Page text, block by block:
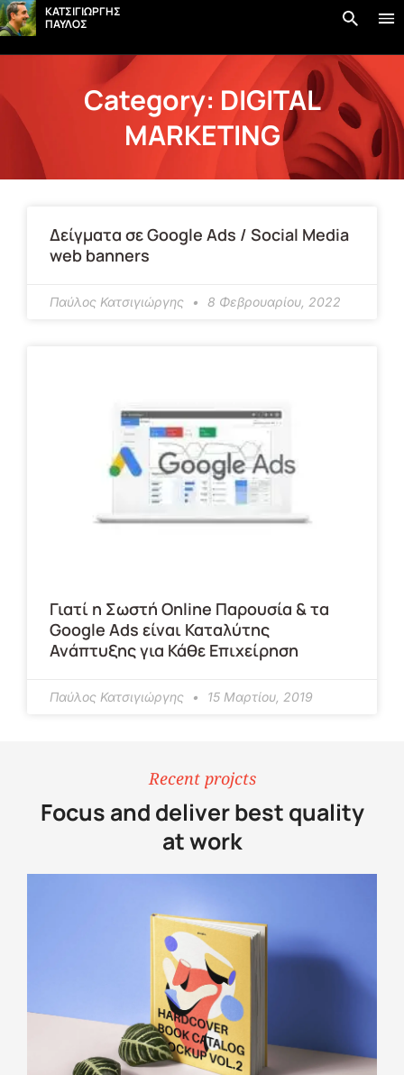
περιεχόμενο
ΚΑΤΣΙΓΙΩΡΓΗΣ
ΠΑΥΛΟΣ
Category: DIGITAL
MARKETING
Δείγματα σε Google Ads / Social Media
web banners
Παύλος Κατσιγιώργης 8 Φεβρουαρίου, 2022
Γιατί η Σωστή Online Παρουσία & τα
Google Ads είναι Καταλύτης
Ανάπτυξης για Κάθε Επιχείρηση
Παύλος Κατσιγιώργης 15 Μαρτίου, 2019
Recent projcts
Focus and deliver best quality
at work